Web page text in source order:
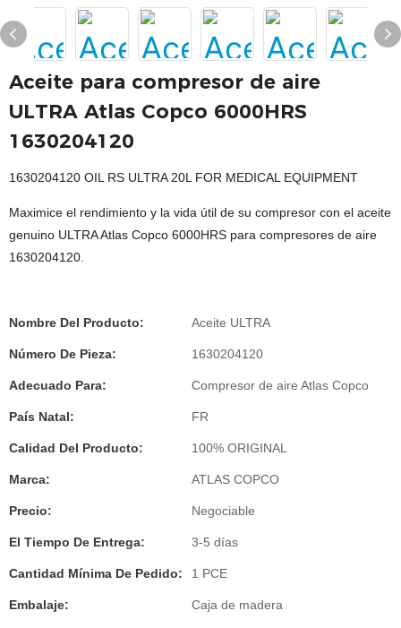
Aceite para compresor de aire
ULTRA Atlas Copco 6000HRS
1630204120
1630204120 OIL RS ULTRA 20L FOR MEDICAL EQUIPMENT
Maximice el rendimiento y la vida útil de su compresor con el aceite
genuino ULTRA Atlas Copco 6000HRS para compresores de aire
1630204120.
Nombre Del Producto: Aceite ULTRA
Número De Pieza: 1630204120
Adecuado Para: Compresor de aire Atlas Copco
País Natal: FR
Calidad Del Producto: 100% ORIGINAL
Marca: ATLAS COPCO
Precio: Negociable
El Tiempo De Entrega: 3-5 días
Cantidad Mínima De Pedido: 1 PCE
Embalaje: Caja de madera